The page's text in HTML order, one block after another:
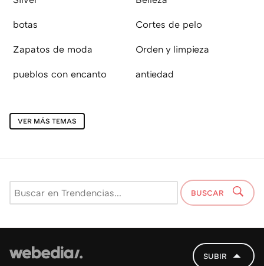
botas Cortes de pelo
Zapatos de moda Orden y limpieza
pueblos con encanto antiedad
VER MÁS TEMAS
BUSCAR
SUBIR